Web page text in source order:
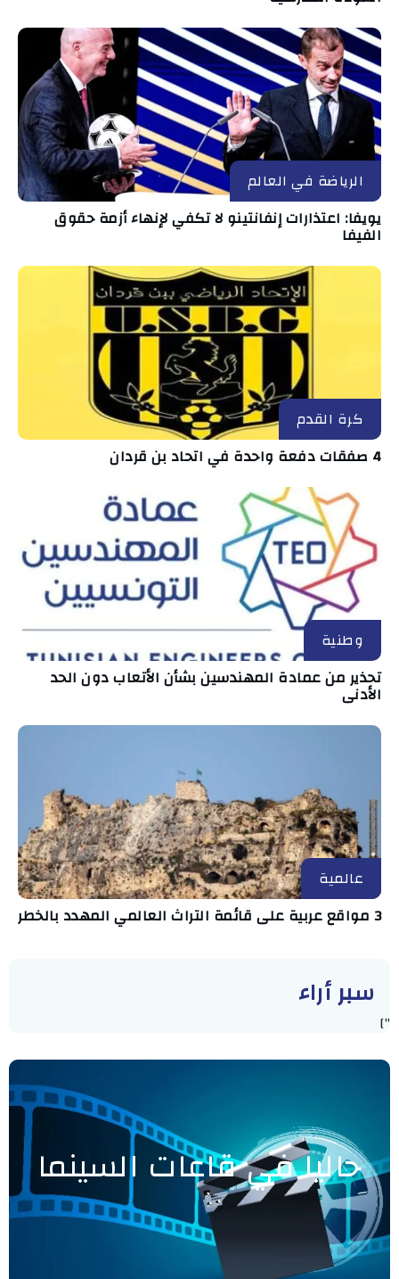
الرياضة في العالم
يويفا: اعتذارات إنفانتينو لا تكفي لإنهاء أزمة حقوق
الفيفا
كرة القدم
4 صفقات دفعة واحدة في اتحاد بن قردان
وطنية
تحذير من عمادة المهندسين بشأن الأتعاب دون الحد
الأدنى
عالمية
3 مواقع عربية على قائمة التراث العالمي المهدد بالخطر
سبر أراء
"]
حاليا في قاعات السينما